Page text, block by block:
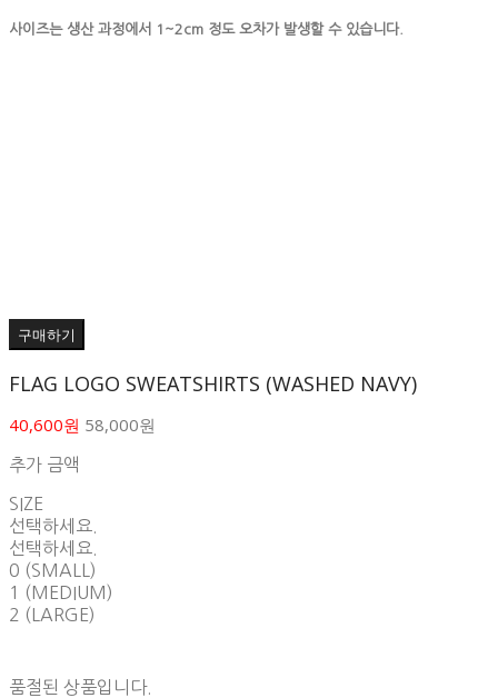
사이즈는 생산 과정에서 1~2cm 정도 오차가 발생할 수 있습니다.
구매하기
FLAG LOGO SWEATSHIRTS (WASHED NAVY)
40,600원 58,000원
추가 금액
SIZE
선택하세요.
선택하세요.
0 (SMALL)
1 (MEDIUM)
2 (LARGE)
품절된 상품입니다.